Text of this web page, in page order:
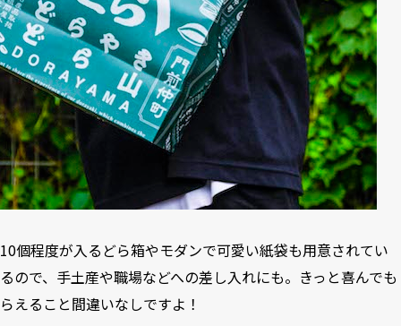
10個程度が入るどら箱やモダンで可愛い紙袋も用意されてい
るので、手土産や職場などへの差し入れにも。きっと喜んでも
らえること間違いなしですよ！